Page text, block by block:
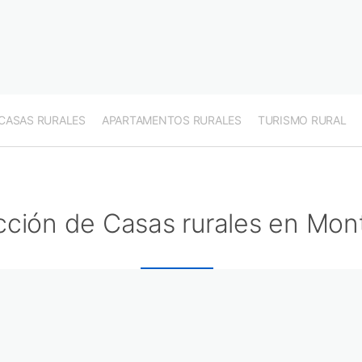
RURALES APARTAMENTOS RURALES TURISMO RURAL
de Casas rurales en